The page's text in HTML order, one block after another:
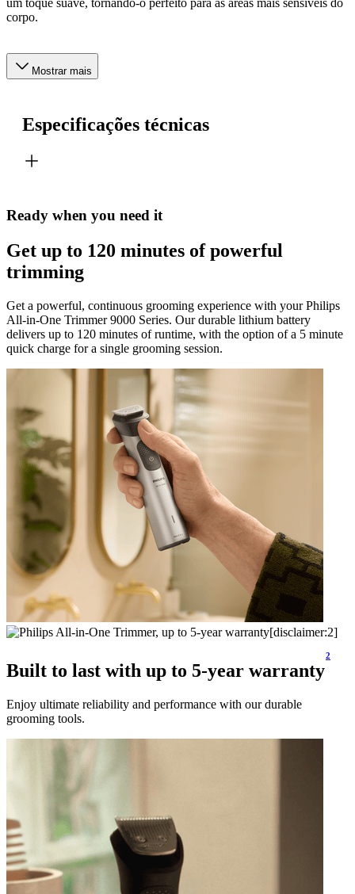
corpo.
Mostrar mais
Especificações técnicas
Ready when you need it
Get up to 120 minutes of powerful
trimming
Get a powerful, continuous grooming experience with your Philips
All-in-One Trimmer 9000 Series. Our durable lithium battery
delivers up to 120 minutes of runtime, with the option of a 5 minute
quick charge for a single grooming session.
Built to last with up to 5-year warranty
2
Enjoy ultimate reliability and performance with our durable
grooming tools.